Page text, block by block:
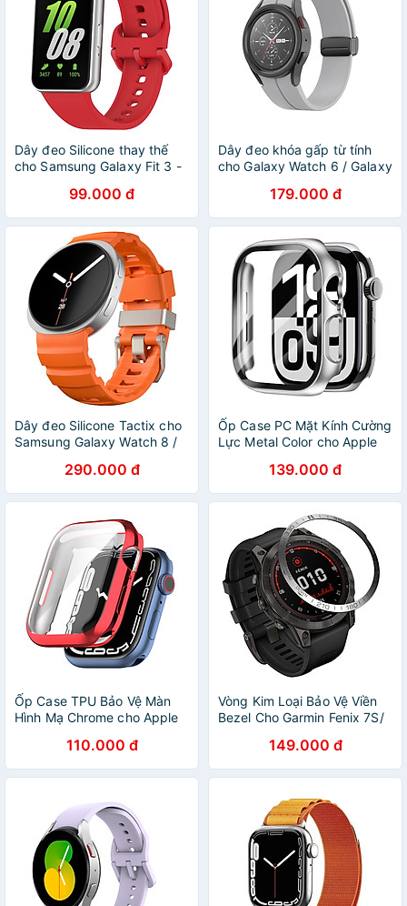
Dây đeo Silicone thay thế
cho Samsung Galaxy Fit 3 -
99.000 đ
Dây đeo khóa gấp từ tính
cho Galaxy Watch 6 / Galaxy
Watch 5 / 5 Pro / Galaxy
Watch 4 / 4 Classic Size
20mm - Hàng Nhập Khẩu
179.000 đ
Dây đeo Silicone Tactix cho
Samsung Galaxy Watch 8 /
40mm/44mm/46mm - Hàng
Chính Hãng
290.000 đ
Ốp Case PC Mặt Kính Cường
Lực Metal Color cho Apple
42mm/46mm - Hàng Chính
Hãng
139.000 đ
Ốp Case TPU Bảo Vệ Màn
Hình Mạ Chrome cho Apple
Watch Series 8 / Apple
Watch Series 9 (Size
41mm/45mm) - Hàng Chính
110.000 đ
Vòng Kim Loại Bảo Vệ Viền
Bezel Cho Garmin Fenix 7S/
7 Pro/ 7X Pro & Garmin Epix
Pro 42/47/51mm - Hàng
Chính Hãng
149.000 đ